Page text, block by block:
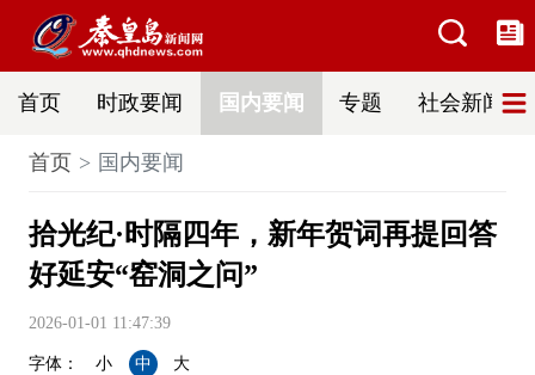
首页 时政要闻 国内要闻 专题 社会新闻
首页 国内要闻
拾光纪·时隔四年，新年贺词再提回答
好延安“窑洞之问”
2026-01-01 11:47:39
字体： 小 中 大